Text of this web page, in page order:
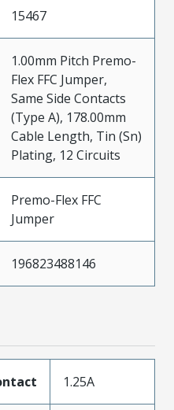
15467
1.00mm Pitch Premo-
Flex FFC Jumper,
Same Side Contacts
(Type A), 178.00mm
Cable Length, Tin (Sn)
Plating, 12 Circuits
Premo-Flex FFC
Jumper
196823488146
1.25A